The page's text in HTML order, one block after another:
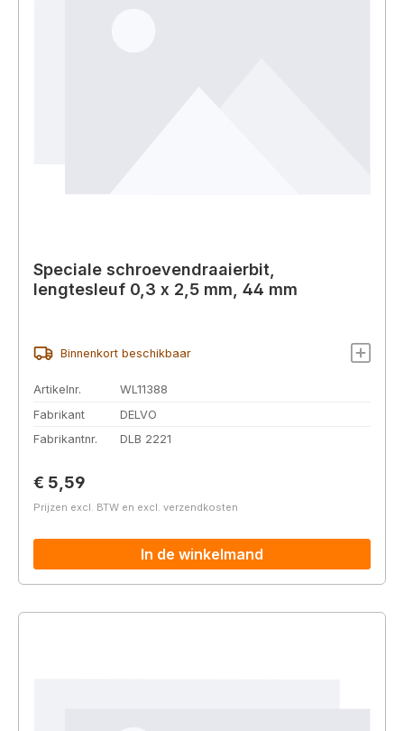
Speciale schroevendraaierbit,
lengtesleuf 0,3 x 2,5 mm, 44 mm
Binnenkort beschikbaar
Artikelnr.
WL11388
Fabrikant
DELVO
Fabrikantnr.
DLB 2221
Normale prijs:
€ 5,59
Prijzen excl. BTW en excl. verzendkosten
In de winkelmand